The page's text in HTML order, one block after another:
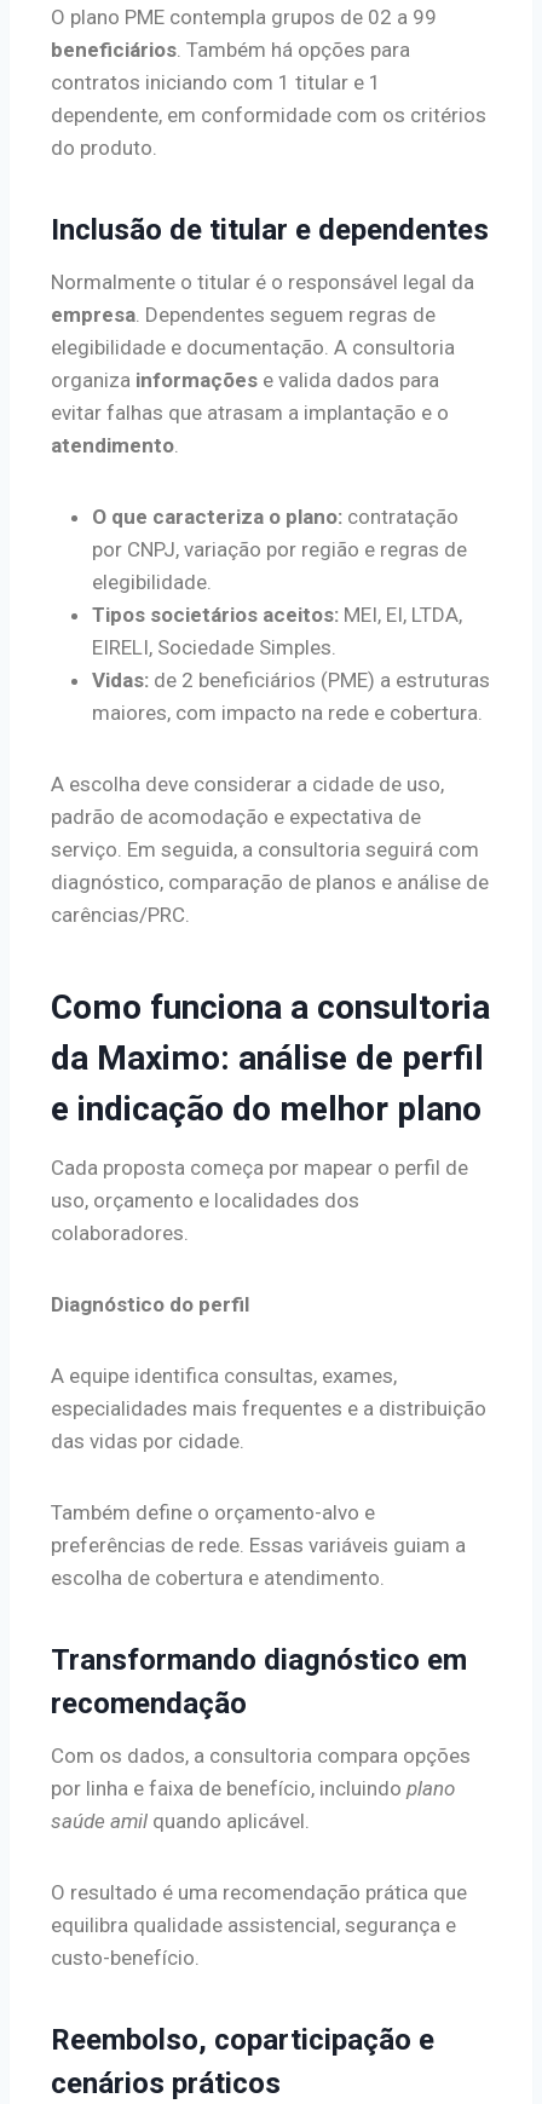
O plano PME contempla grupos de 02 a 99
beneficiários. Também há opções para
contratos iniciando com 1 titular e 1
dependente, em conformidade com os critérios
do produto.
Inclusão de titular e dependentes
Normalmente o titular é o responsável legal da
empresa. Dependentes seguem regras de
elegibilidade e documentação. A consultoria
organiza informações e valida dados para
evitar falhas que atrasam a implantação e o
atendimento.
O que caracteriza o plano: contratação
por CNPJ, variação por região e regras de
elegibilidade.
Tipos societários aceitos: MEI, EI, LTDA,
EIRELI, Sociedade Simples.
Vidas: de 2 beneficiários (PME) a estruturas
maiores, com impacto na rede e cobertura.
A escolha deve considerar a cidade de uso,
padrão de acomodação e expectativa de
serviço. Em seguida, a consultoria seguirá com
diagnóstico, comparação de planos e análise de
carências/PRC.
Como funciona a consultoria
da Maximo: análise de perfil
e indicação do melhor plano
Cada proposta começa por mapear o perfil de
uso, orçamento e localidades dos
colaboradores.
Diagnóstico do perfil
A equipe identifica consultas, exames,
especialidades mais frequentes e a distribuição
das vidas por cidade.
Também define o orçamento-alvo e
preferências de rede. Essas variáveis guiam a
escolha de cobertura e atendimento.
Transformando diagnóstico em
recomendação
Com os dados, a consultoria compara opções
por linha e faixa de benefício, incluindo plano
saúde amil quando aplicável.
O resultado é uma recomendação prática que
equilibra qualidade assistencial, segurança e
custo-benefício.
Reembolso, coparticipação e
cenários práticos